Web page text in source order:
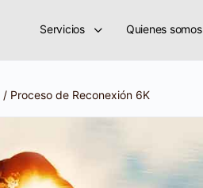
Servicios Quienes somos
/ Proceso de Reconexión 6K